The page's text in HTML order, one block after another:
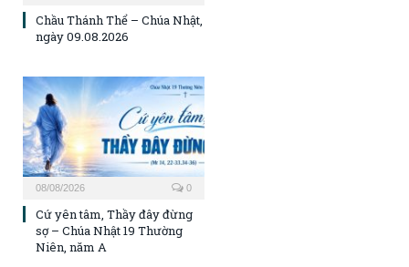
Chầu Thánh Thể – Chúa Nhật,
ngày 09.08.2026
08/08/2026 0
Cứ yên tâm, Thầy đây đừng
sợ – Chúa Nhật 19 Thường
Niên, năm A